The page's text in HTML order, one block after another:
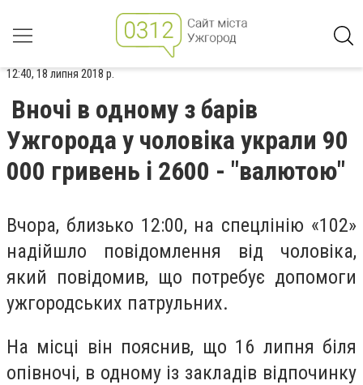
12:40, 18 липня 2018 р.
Вночі в одному з барів
Ужгорода у чоловіка украли 90
000 гривень і 2600 - "валютою"
Вчора, близько 12:00, на спецлінію «102»
надійшло повідомлення від чоловіка,
який повідомив, що потребує допомоги
ужгородських патрульних.
На місці він пояснив, що 16 липня біля
опівночі, в одному із закладів відпочинку